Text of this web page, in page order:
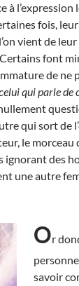
à
fois,
vient de
font
de ne
qui parle de
qui sort de
le morceau
ignorant des
une autre
Or
savoir